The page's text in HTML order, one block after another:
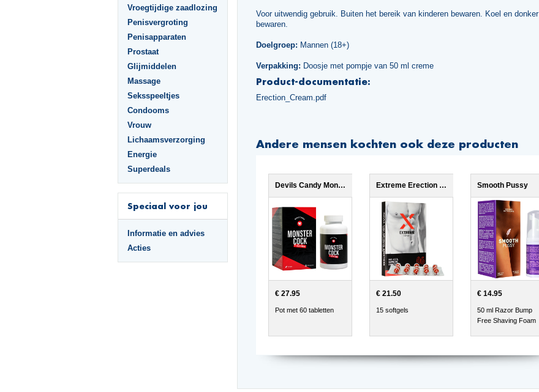
Vroegtijdige zaadlozing
Penisvergroting
Penisapparaten
Prostaat
Glijmiddelen
Massage
Seksspeeltjes
Condooms
Vrouw
Lichaamsverzorging
Energie
Superdeals
Speciaal voor jou
Informatie en advies
Acties
Voor uitwendig gebruik. Buiten het bereik van kinderen bewaren. Koel en donker
bewaren.
Doelgroep: Mannen (18+)
Verpakking: Doosje met pompje van 50 ml creme
Product-documentatie:
Erection_Cream.pdf
Andere mensen kochten ook deze producten
Devils Candy Monster Cock
€ 27.95
Pot met 60 tabletten
Extreme Erection Softgels
€ 21.50
15 softgels
Smooth Pussy
€ 14.95
50 ml Razor Bump
Free Shaving Foam